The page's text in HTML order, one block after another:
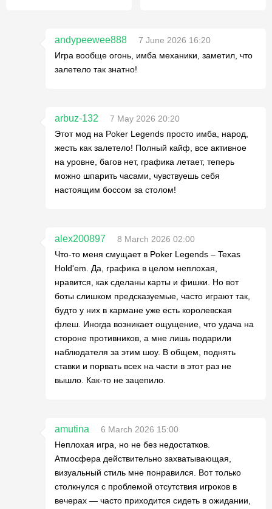
andypeewee888
7 June 2026 16:20
Игра вообще огонь, имба механики, заметил, что
залетело так знатно!
arbuz-132
7 May 2026 20:20
Этот мод на Poker Legends просто имба, народ,
жесть как залетело! Полный кайф, все активное
на уровне, багов нет, графика летает, теперь
можно шпарить часами, чувствуешь себя
настоящим боссом за столом!
alex200897
8 March 2026 02:00
Что-то меня смущает в Poker Legends – Texas
Hold'em. Да, графика в целом неплохая,
нравится, как сделаны карты и фишки. Но вот
боты слишком предсказуемые, часто играют так,
будто у них в кармане уже есть королевская
флеш. Иногда возникает ощущение, что удача на
стороне противников, а мне лишь подарили
наблюдателя за этим шоу. В общем, поднять
ставки и порвать всех на части в этот раз не
вышло. Как-то не зацепило.
amutina
6 March 2026 15:00
Неплохая игра, но не без недостатков.
Атмосфера действительно захватывающая,
визуальный стиль мне понравился. Вот только
столкнулся с проблемой отсутствия игроков в
вечерах — часто приходится сидеть в ожидании,